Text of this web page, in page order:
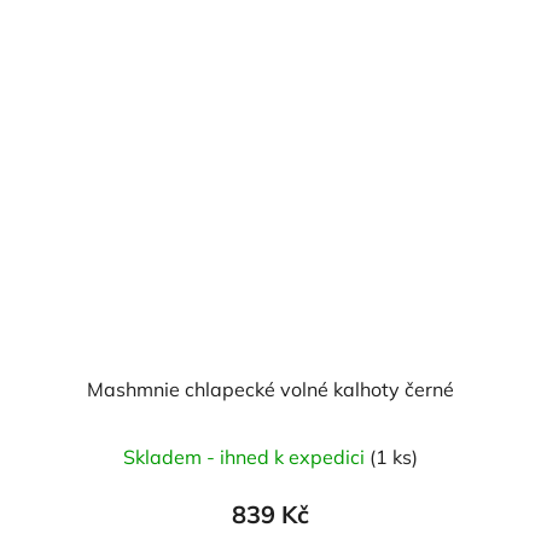
Mashmnie chlapecké volné kalhoty černé
Skladem - ihned k expedici (1 ks)
839 Kč